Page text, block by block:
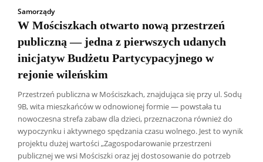
Samorządy
W Mościszkach otwarto nową przestrzeń
publiczną — jedna z pierwszych udanych
inicjatyw Budżetu Partycypacyjnego w
rejonie wileńskim
Przestrzeń publiczna w Mościszkach, znajdująca się przy ul. Sodų
9B, wita mieszkańców w odnowionej formie — powstała tu
nowoczesna strefa zabaw dla dzieci, przeznaczona również do
wypoczynku i aktywnego spędzania czasu wolnego. Jest to wynik
projektu dużej wartości „Zagospodarowanie przestrzeni
publicznej we wsi Mościszki oraz jej dostosowanie do potrzeb